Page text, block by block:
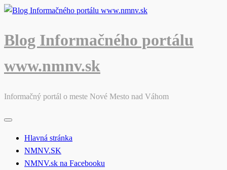
Skip
content
Blog Informačného portálu
www.nmnv.sk
Informačný portál o meste Nové Mesto nad Váhom
Hlavná stránka
NMNV.SK
NMNV.sk na Facebooku